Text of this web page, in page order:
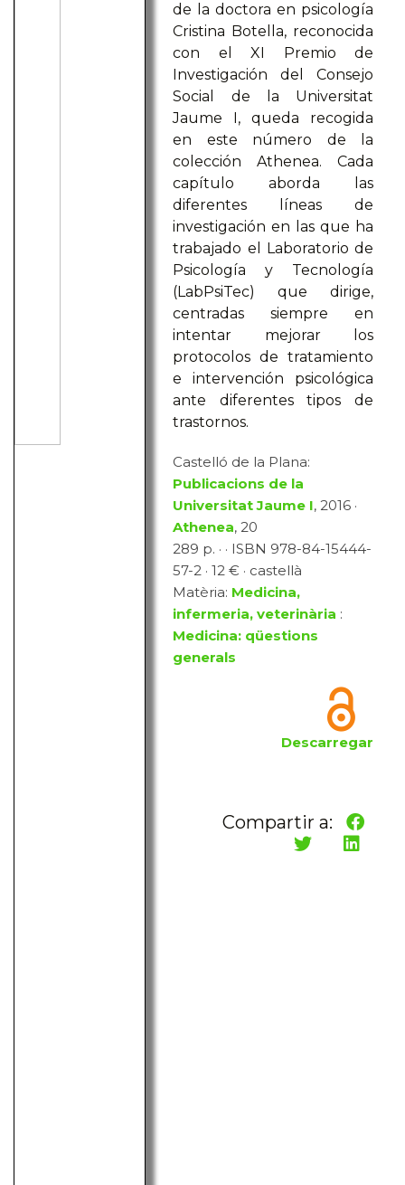
de la doctora en psicología
Cristina Botella, reconocida
con el XI Premio de
Investigación del Consejo
Social de la Universitat
Jaume I, queda recogida
en este número de la
colección Athenea. Cada
capítulo aborda las
diferentes líneas de
investigación en las que ha
trabajado el Laboratorio de
Psicología y Tecnología
(LabPsiTec) que dirige,
centradas siempre en
intentar mejorar los
protocolos de tratamiento
e intervención psicológica
ante diferentes tipos de
trastornos.
Castelló de la Plana:
Publicacions de la
Universitat Jaume I, 2016 ·
Athenea, 20
289 p. · · ISBN 978-84-15444-
57-2 · 12 € · castellà
Matèria: Medicina,
infermeria, veterinària :
Medicina: qüestions
generals
Descarregar
Compartir a: